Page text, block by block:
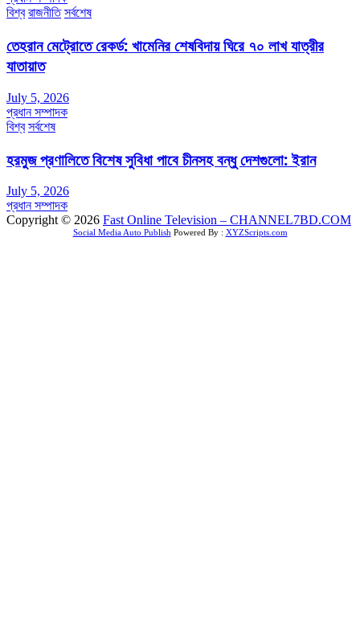
বিশ্ব রাজনীতি সর্বশেষ
তেহরান মেট্রোতে রেকর্ড: খামেনির শেষবিদায় ঘিরে ৭০ লাখ যাত্রীর
যাতায়াত
July 5, 2026
প্রধান সম্পাদক
বিশ্ব সর্বশেষ
হরমুজ প্রণালিতে বিশেষ সুবিধা পাবে চীনসহ বন্ধু দেশগুলো: ইরান
July 5, 2026
প্রধান সম্পাদক
Copyright © 2026 Fast Online Television – CHANNEL7BD.COM
Social Media Auto Publish Powered By : XYZScripts.com